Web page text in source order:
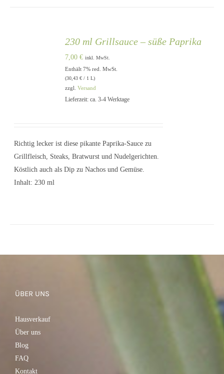
DETAILS
230 ml Grillsauce – süße Paprika
7,00€ inkl. MwSt.
Enthält 7% red. MwSt.
(30,43€ / 1 L)
zzgl.Versand
Lieferzeit: ca. 3-4 Werktage
Richtig lecker ist diese pikante Paprika-Sauce zu
Grillfleisch, Steaks, Bratwurst und Nudelgerichten.
Köstlich auch als Dip zu Nachos und Gemüse.
Inhalt: 230 ml
ÜBER UNS
Hausverkauf
Über uns
Blog
FAQ
Kontakt